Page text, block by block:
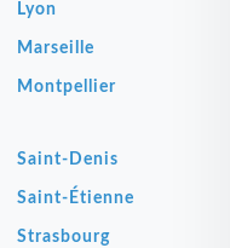
Lyon
Marseille
Montpellier
Saint-Denis
Saint-Étienne
Strasbourg